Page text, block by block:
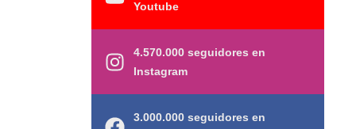
Youtube
4.570.000 seguidores en
Instagram
3.000.000 seguidores en